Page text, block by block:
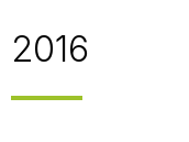
2016